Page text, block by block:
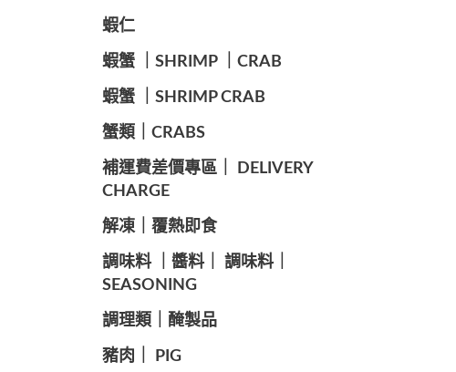
️蝦仁
️蝦蟹 ｜SHRIMP ｜CRAB
️蝦蟹 ｜SHRIMP CRAB
️蟹類｜CRABS
️補運費差價專區｜ DELIVERY
CHARGE
️解凍｜覆熱即食
️調味料 ｜醬料｜ 調味料｜
SEASONING
️調理類｜醃製品
豬肉｜ PIG